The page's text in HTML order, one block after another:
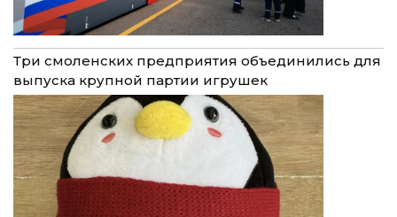
Три смоленских предприятия объединились для
выпуска крупной партии игрушек